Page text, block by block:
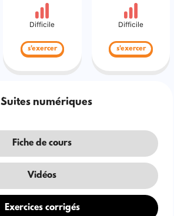
Difficile
s'exercer
Difficile
s'exercer
Suites numériques
Fiche de cours
Vidéos
Exercices corrigés